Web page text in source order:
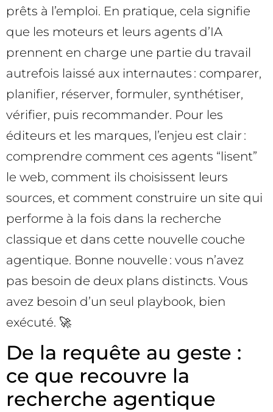
prêts à l’emploi. En pratique, cela signifie
que les moteurs et leurs agents d’IA
prennent en charge une partie du travail
autrefois laissé aux internautes : comparer,
planifier, réserver, formuler, synthétiser,
vérifier, puis recommander. Pour les
éditeurs et les marques, l’enjeu est clair :
comprendre comment ces agents “lisent”
le web, comment ils choisissent leurs
sources, et comment construire un site qui
performe à la fois dans la recherche
classique et dans cette nouvelle couche
agentique. Bonne nouvelle : vous n’avez
pas besoin de deux plans distincts. Vous
avez besoin d’un seul playbook, bien
exécuté. 🚀
De la requête au geste :
ce que recouvre la
recherche agentique